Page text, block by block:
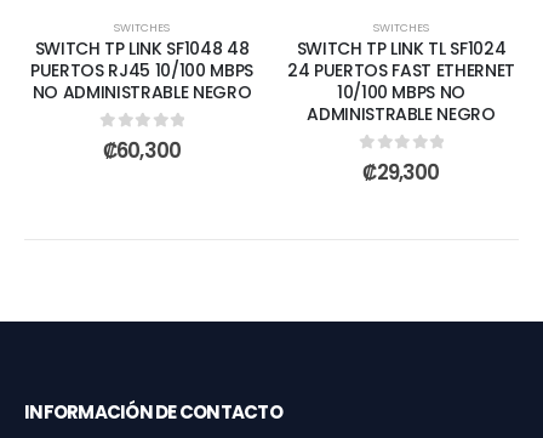
SWITCHES
SWITCH TP LINK SF1048 48
PUERTOS RJ45 10/100 MBPS
NO ADMINISTRABLE NEGRO
0out of 5
₡60,300
SWITCHES
SWITCH TP LINK TL SF1024
24 PUERTOS FAST ETHERNET
10/100 MBPS NO
ADMINISTRABLE NEGRO
0out of 5
₡29,300
INFORMACIÓN DE CONTACTO